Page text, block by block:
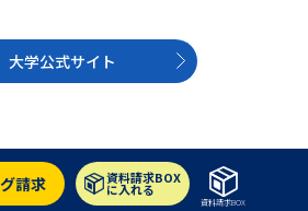
る
大学公式サイト
請求 資料請求BOX
に入れる
資料請求BOX